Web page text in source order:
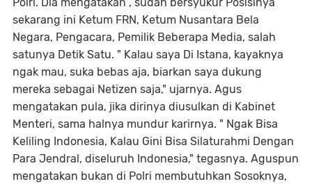
Polri. Dia mengatakan , sudah bersyukur Posisinya
sekarang ini Ketum FRN, Ketum Nusantara Bela
Negara, Pengacara, Pemilik Beberapa Media, salah
satunya Detik Satu. " Kalau saya Di Istana, kayaknya
ngak mau, suka bebas aja, biarkan saya dukung
mereka sebagai Netizen saja," ujarnya. Agus
mengatakan pula, jika dirinya diusulkan di Kabinet
Menteri, sama halnya mundur karirnya. " Ngak Bisa
Keliling Indonesia, Kalau Gini Bisa Silaturahmi Dengan
Para Jendral, diseluruh Indonesia," tegasnya. Aguspun
mengatakan bukan di Polri membutuhkan Sosoknya,